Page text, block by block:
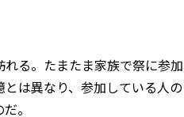
る。たまたま家族で祭に参加
は異なり、参加している人の
。